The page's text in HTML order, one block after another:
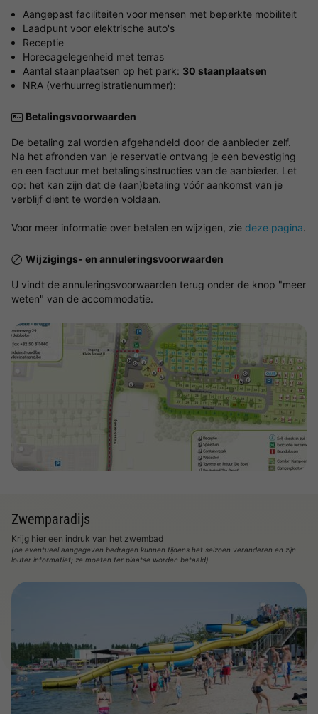
Aangepast faciliteiten voor mensen met beperkte mobiliteit
Laadpunt voor elektrische auto's
Receptie
Horecagelegenheid met terras
Aantal staanplaatsen op het park: 30 staanplaatsen
NRA (verhuurregistratienummer):
Betalingsvoorwaarden
De betaling zal worden afgehandeld door de aanbieder zelf.
Na het afronden van je reservatie ontvang je een bevestiging
en een factuur met betalingsinstructies van de aanbieder. Let
op: het kan zijn dat de (aan)betaling vóór aankomst van je
verblijf dient te worden voldaan.
Voor meer informatie over betalen en wijzigen, zie deze pagina.
Wijzigings- en annuleringsvoorwaarden
U vindt de annuleringsvoorwaarden terug onder de knop "meer
weten" van de accommodatie.
Bekijk de kaart
Zwemparadijs
Krijg hier een indruk van het zwembad
(de eventueel aangegeven bedragen kunnen tijdens het seizoen veranderen en zijn
louter informatief; ze moeten ter plaatse worden betaald)